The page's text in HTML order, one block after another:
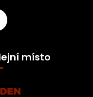
místo